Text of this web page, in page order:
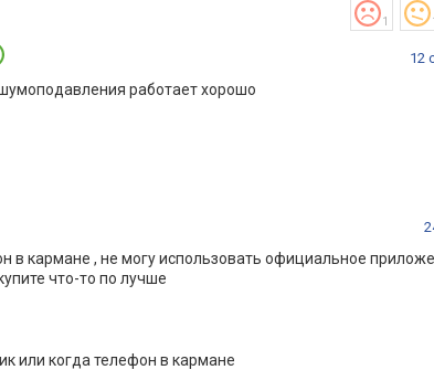
1 1
12
работает хорошо
в кармане , не могу использовать официальное
что-то по лучше
или когда телефон в кармане